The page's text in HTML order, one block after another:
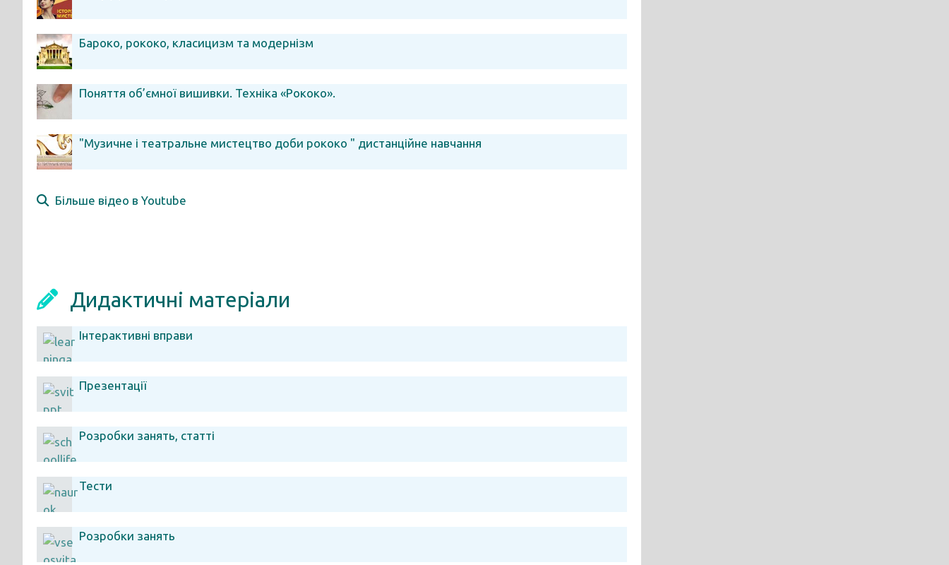
Бароко, рококо, класицизм та модернізм
Поняття об’ємної вишивки. Техніка «Рококо».
"Музичне і театральне мистецтво доби рококо " дистанційне навчання
Більше відео в Youtube
Дидактичні матеріали
Інтерактивні вправи
Презентації
Розробки занять, статті
Тести
Розробки занять